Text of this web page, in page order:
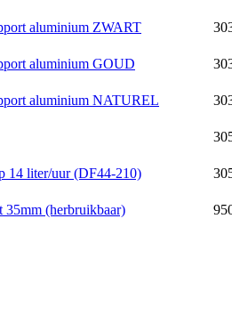
aluminium ZWART
aluminium GOUD
aluminium NATUREL
14 liter/uur (DF44-210)
35mm (herbruikbaar)